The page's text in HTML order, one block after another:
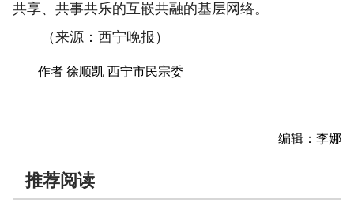
共享、共事共乐的互嵌共融的基层网络。
（来源：西宁晚报）
作者 徐顺凯 西宁市民宗委
编辑：李娜
推荐阅读